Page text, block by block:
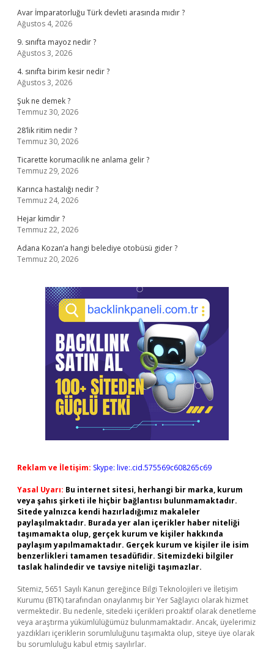
Avar İmparatorluğu Türk devleti arasında mıdır ?
Ağustos 4, 2026
9. sınıfta mayoz nedir ?
Ağustos 3, 2026
4. sınıfta birim kesir nedir ?
Ağustos 3, 2026
Şuk ne demek ?
Temmuz 30, 2026
28’lik ritim nedir ?
Temmuz 30, 2026
Ticarette korumacilik ne anlama gelir ?
Temmuz 29, 2026
Karınca hastalığı nedir ?
Temmuz 24, 2026
Hejar kimdir ?
Temmuz 22, 2026
Adana Kozan’a hangi belediye otobüsü gider ?
Temmuz 20, 2026
Reklam ve İletişim: Skype: live:.cid.575569c608265c69
Yasal Uyarı: Bu internet sitesi, herhangi bir marka, kurum
veya şahıs şirketi ile hiçbir bağlantısı bulunmamaktadır.
Sitede yalnızca kendi hazırladığımız makaleler
paylaşılmaktadır. Burada yer alan içerikler haber niteliği
taşımamakta olup, gerçek kurum ve kişiler hakkında
paylaşım yapılmamaktadır. Gerçek kurum ve kişiler ile isim
benzerlikleri tamamen tesadüfidir. Sitemizdeki bilgiler
taslak halindedir ve tavsiye niteliği taşımazlar.
Sitemiz, 5651 Sayılı Kanun gereğince Bilgi Teknolojileri ve İletişim
Kurumu (BTK) tarafından onaylanmış bir Yer Sağlayıcı olarak hizmet
vermektedir. Bu nedenle, sitedeki içerikleri proaktif olarak denetleme
veya araştırma yükümlülüğümüz bulunmamaktadır. Ancak, üyelerimiz
yazdıkları içeriklerin sorumluluğunu taşımakta olup, siteye üye olarak
bu sorumluluğu kabul etmiş sayılırlar.